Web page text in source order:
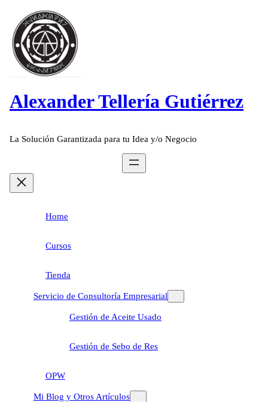
contenido
Alexander Tellería Gutiérrez
La Solución Garantizada para tu Idea y/o Negocio
Home
Cursos
Tienda
Servicio de Consultoría Empresarial
Gestión de Aceite Usado
Gestión de Sebo de Res
OPW
Mi Blog y Otros Artículos